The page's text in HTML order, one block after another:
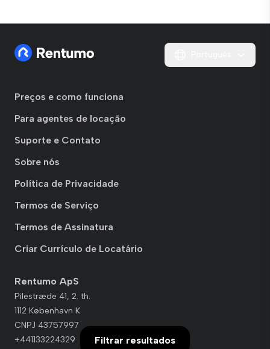
Filtrar resultados
Preços e como funciona
Para agentes de locação
Suporte e Contato
Sobre nós
Política de Privacidade
Termos de Serviço
Termos de Assinatura
Criar Currículo de Locatário
Rentumo ApS
Pilestræde 41, 2. th.
1112 København K
CNPJ 43757997
+441133224329